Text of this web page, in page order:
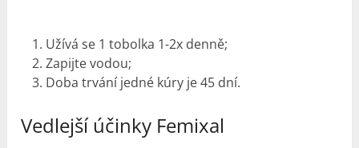
Užívá se 1 tobolka 1-2x denně;
Zapijte vodou;
Doba trvání jedné kúry je 45 dní.
Vedlejší účinky Femixal